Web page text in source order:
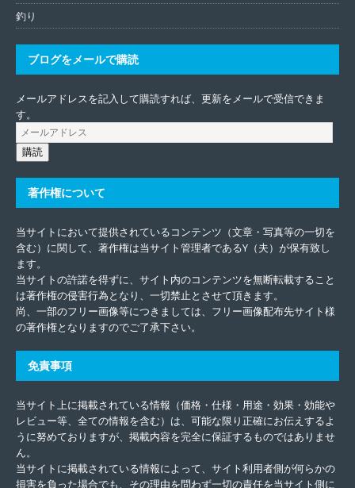
釣り
ブログをメールで購読
メールアドレスを記入して購読すれば、更新をメールで受信できま
す。
購読
著作権について
当サイトにおいて提供されているコンテンツ（文章・写真等の一切を
含む）に関して、著作権は当サイト管理者であるY（夫）が保有致し
ます。
当サイトの許諾を得ずに、サイト内のコンテンツを無断転載すること
は著作権の侵害行為となり、一切禁止とさせて頂きます。
尚、一部のフリー画像等につきましては、フリー画像配布先サイト様
の著作権となりますのでご了承下さい。
免責事項
当サイト上に掲載されている情報（価格・仕様・用途・効果・効能や
レビュー等、全ての情報を含む）は、可能な限り正確にお伝えするよ
うに努めておりますが、掲載内容を完全に保証するものではありませ
ん。
当サイトに掲載されている情報によって、サイト利用者側が何らかの
損害を負った場合でも、その理由を問わず一切の責任を当サイト側に